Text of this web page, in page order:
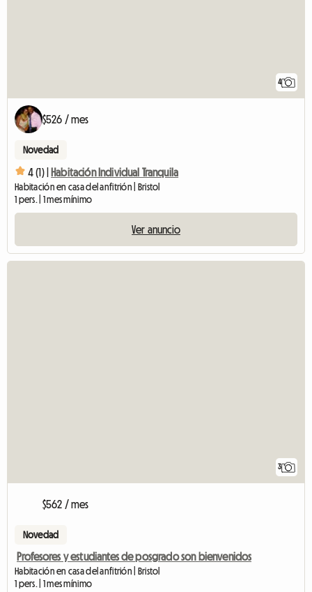
4
$526 / mes
Novedad
4 (1) | Habitación Individual Tranquila
Habitación en casa del anfitrión | Bristol
1 pers. | 1 mes mínimo
Ver anuncio
3
$562 / mes
Novedad
Profesores y estudiantes de posgrado son bienvenidos
Habitación en casa del anfitrión | Bristol
1 pers. | 1 mes mínimo